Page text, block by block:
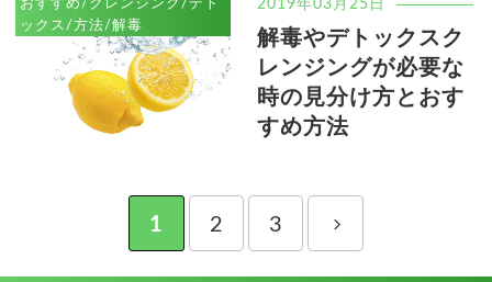
おすすめ/クレンジング/デト
ックス/方法/解毒
2019年03月25日
解毒やデトックスク
レンジングが必要な
時の見分け方とおす
すめ方法
1 2 3